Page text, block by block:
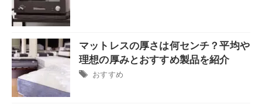
マットレスの厚さは何センチ？平均や
理想の厚みとおすすめ製品を紹介
おすすめ